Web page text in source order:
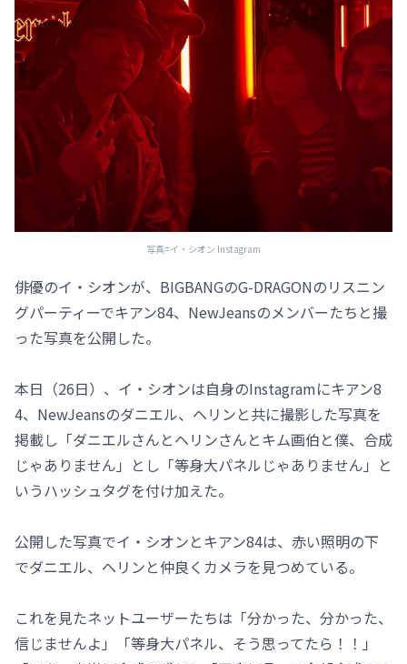
写真=イ・シオン Instagram
俳優のイ・シオンが、BIGBANGのG-DRAGONのリスニン
グパーティーでキアン84、NewJeansのメンバーたちと撮
った写真を公開した。
本日（26日）、イ・シオンは自身のInstagramにキアン8
4、NewJeansのダニエル、ヘリンと共に撮影した写真を
掲載し「ダニエルさんとヘリンさんとキム画伯と僕、合成
じゃありません」とし「等身大パネルじゃありません」と
いうハッシュタグを付け加えた。
公開した写真でイ・シオンとキアン84は、赤い照明の下
でダニエル、ヘリンと仲良くカメラを見つめている。
これを見たネットユーザーたちは「分かった、分かった、
信じませんよ」「等身大パネル、そう思ってたら！！」